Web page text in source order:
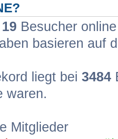
19 Besucher
basieren auf
liegt bei 3484
waren.
Mitglieder